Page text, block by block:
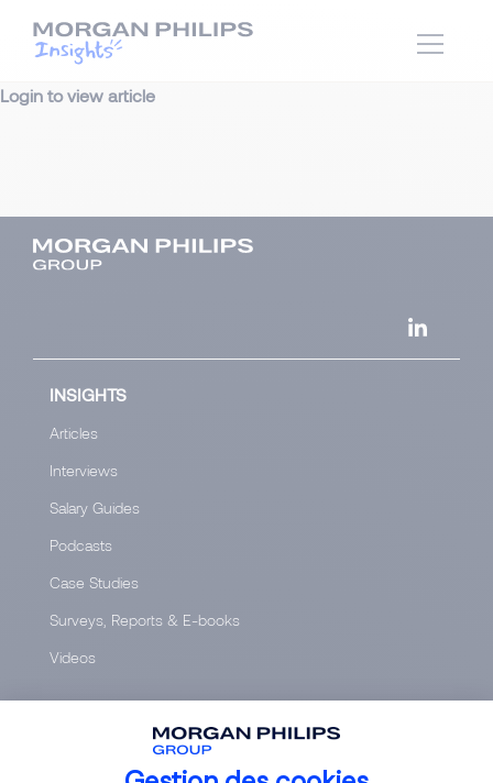
Login to view article
INSIGHTS
Articles
Interviews
Salary Guides
Podcasts
Case Studies
Surveys, Reports & E-books
Videos
Accounting & Finance